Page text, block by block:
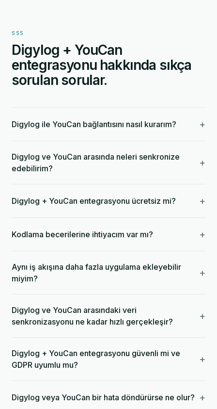
SSS
Digylog + YouCan
entegrasyonu hakkında sıkça
sorulan sorular.
Digylog ile YouCan bağlantısını nasıl kurarım? +
Digylog ve YouCan arasında neleri senkronize
edebilirim?
+
Digylog + YouCan entegrasyonu ücretsiz mi? +
Kodlama becerilerine ihtiyacım var mı? +
Aynı iş akışına daha fazla uygulama ekleyebilir
miyim?
+
Digylog ve YouCan arasındaki veri
senkronizasyonu ne kadar hızlı gerçekleşir?
+
Digylog + YouCan entegrasyonu güvenli mi ve
GDPR uyumlu mu?
+
Digylog veya YouCan bir hata döndürürse ne olur? +